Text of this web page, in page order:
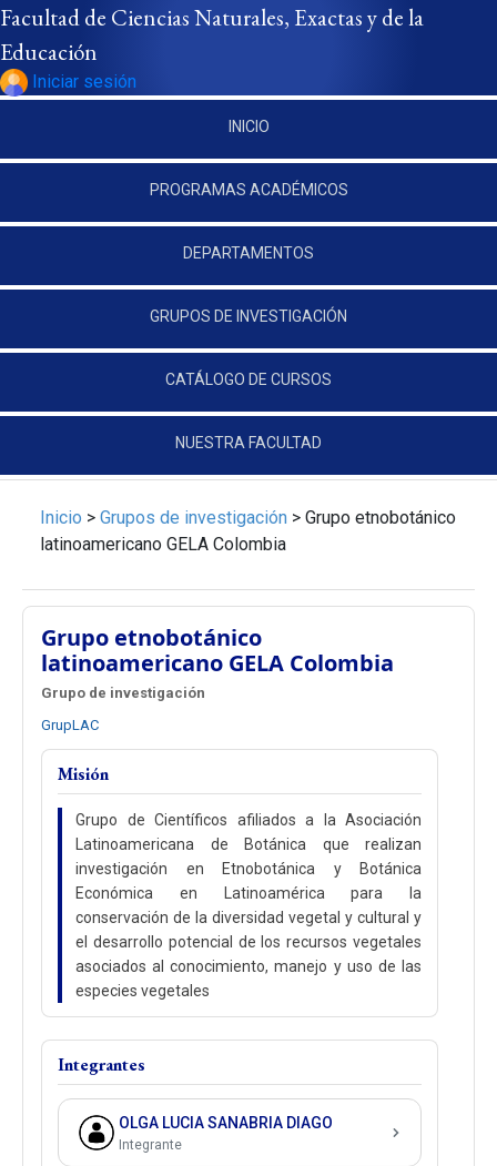
Pasar al contenido principal
Facultad de Ciencias Naturales, Exactas y de la
Educación
Iniciar sesión
INICIO
PROGRAMAS ACADÉMICOS
DEPARTAMENTOS
GRUPOS DE INVESTIGACIÓN
CATÁLOGO DE CURSOS
NUESTRA FACULTAD
Inicio > Grupos de investigación > Grupo etnobotánico
latinoamericano GELA Colombia
Grupo etnobotánico
latinoamericano GELA Colombia
Grupo de investigación
GrupLAC
Misión
Grupo de Científicos afiliados a la Asociación
Latinoamericana de Botánica que realizan
investigación en Etnobotánica y Botánica
Económica en Latinoamérica para la
conservación de la diversidad vegetal y cultural y
el desarrollo potencial de los recursos vegetales
asociados al conocimiento, manejo y uso de las
especies vegetales
Integrantes
OLGA LUCIA SANABRIA DIAGO
Integrante